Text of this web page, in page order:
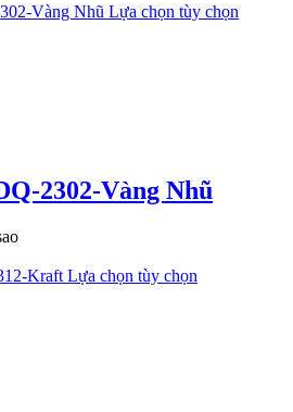
Lựa chọn tùy chọn
2302-Vàng Nhũ
Lựa chọn tùy chọn